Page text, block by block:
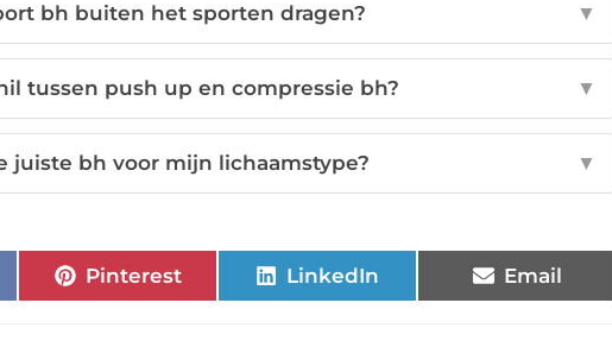
bh buiten het sporten dragen? ▼
tussen push up en compressie bh? ▼
juiste bh voor mijn lichaamstype? ▼
Pinterest LinkedIn Email